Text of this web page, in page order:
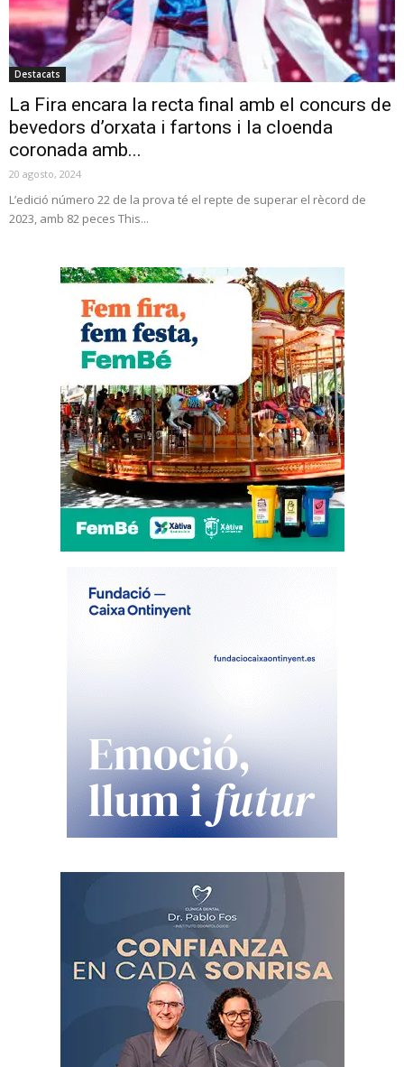
Destacats
La Fira encara la recta final amb el concurs de
bevedors d’orxata i fartons i la cloenda
coronada amb...
20 agosto, 2024
L’edició número 22 de la prova té el repte de superar el rècord de
2023, amb 82 peces This...